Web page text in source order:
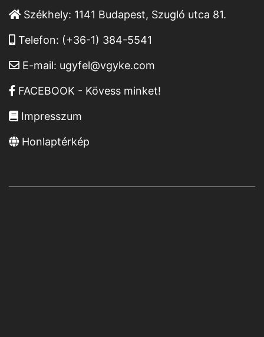
Székhely: 1141 Budapest, Szugló utca 81.
Telefon: (+36-1) 384-5541
E-mail: ugyfel@vgyke.com
FACEBOOK - Kövess minket!
Impresszum
Honlaptérkép